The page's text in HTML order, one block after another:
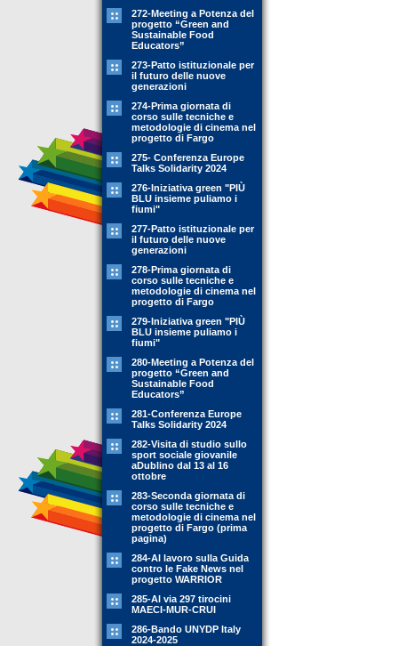
272-Meeting a Potenza del
progetto “Green and
Sustainable Food
Educators”
273-Patto istituzionale per
il futuro delle nuove
generazioni
274-Prima giornata di
corso sulle tecniche e
metodologie di cinema nel
progetto di Fargo
275- Conferenza Europe
Talks Solidarity 2024
276-Iniziativa green "PIÙ
BLU insieme puliamo i
fiumi"
277-Patto istituzionale per
il futuro delle nuove
generazioni
278-Prima giornata di
corso sulle tecniche e
metodologie di cinema nel
progetto di Fargo
279-Iniziativa green "PIÙ
BLU insieme puliamo i
fiumi"
280-Meeting a Potenza del
progetto “Green and
Sustainable Food
Educators”
281-Conferenza Europe
Talks Solidarity 2024
282-Visita di studio sullo
sport sociale giovanile
aDublino dal 13 al 16
ottobre
283-Seconda giornata di
corso sulle tecniche e
metodologie di cinema nel
progetto di Fargo (prima
pagina)
284-Al lavoro sulla Guida
contro le Fake News nel
progetto WARRIOR
285-Al via 297 tirocini
MAECI-MUR-CRUI
286-Bando UNYDP Italy
2024-2025